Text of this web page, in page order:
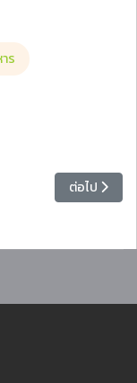
ร
สัมมนาเครือข่ายสำนัก
เนื้อหาถัดไป
ต่อไป